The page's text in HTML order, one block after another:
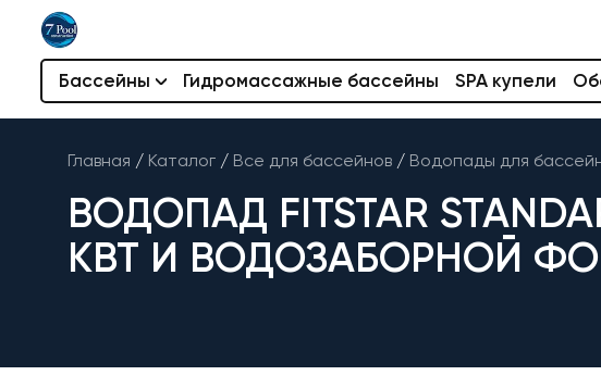
Бассейны Гидромассажные бассейны SPA купели
Главная / Каталог / Все для бассейнов / Водопады для
ВОДОПАД FITSTAR
КВТ И ВОДОЗАБОРНОЙ